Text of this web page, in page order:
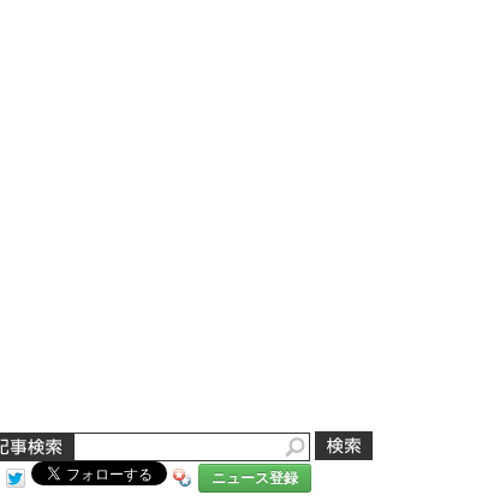
ニュース登録